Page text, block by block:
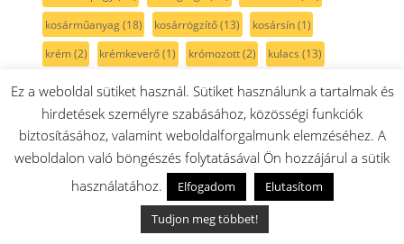
kosárműanyag(18) kosárrögzítő(13) kosársín(1)
krém(2) krémkeverő(1) krómozott(2) kulacs (13)
kuplung (52) kábel kábeldob (8) kábelköteg
kábelrögzítő (2) kárpit(2) kárpit tisztító(8) kávé (1)
kávéautomata(176) kávébab(1) kávédaráló(3)
kés (73) késtartó(33) késtartó csavar
(1) kétszintes(3) kézi gyalu(7)
kézimixer(31) kézi porszívó
Ez a weboldal sütiket használ. Sütiket használunk a tartalmak és
hirdetések személyre szabásához, közösségi funkciók
biztosításához, valamint weboldalforgalmunk elemzéséhez. A
weboldalon való böngészés folytatásával Ön hozzájárul a sütik
használatához.
Elfogadom
Elutasítom
Tudjon meg többet!